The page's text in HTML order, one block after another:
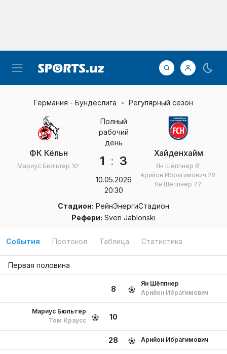
Германия - Бундеслига Регулярный сезон
ФК Кёльн
Мариус Бюльтер 10'
Полный
рабочий
день
1 : 3
10.05.2026
20:30
Хайденхайм
Ян Шёппнер 8'
Арийон Ибрагимович 28'
Ян Шёппнер 72'
Стадион: РейнЭнергиСтадион
Рефери: Sven Jablonski
События Протокол Таблица Статистика
Первая половина
8
Ян Шёппнер
Арийон Ибрагимович
10
Мариус Бюльтер
Том Краусс
28 Арийон Ибрагимович